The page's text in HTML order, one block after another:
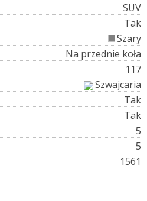
SUV
Tak
Szary
Na przednie koła
117
Szwajcaria
Tak
Tak
5
5
1561